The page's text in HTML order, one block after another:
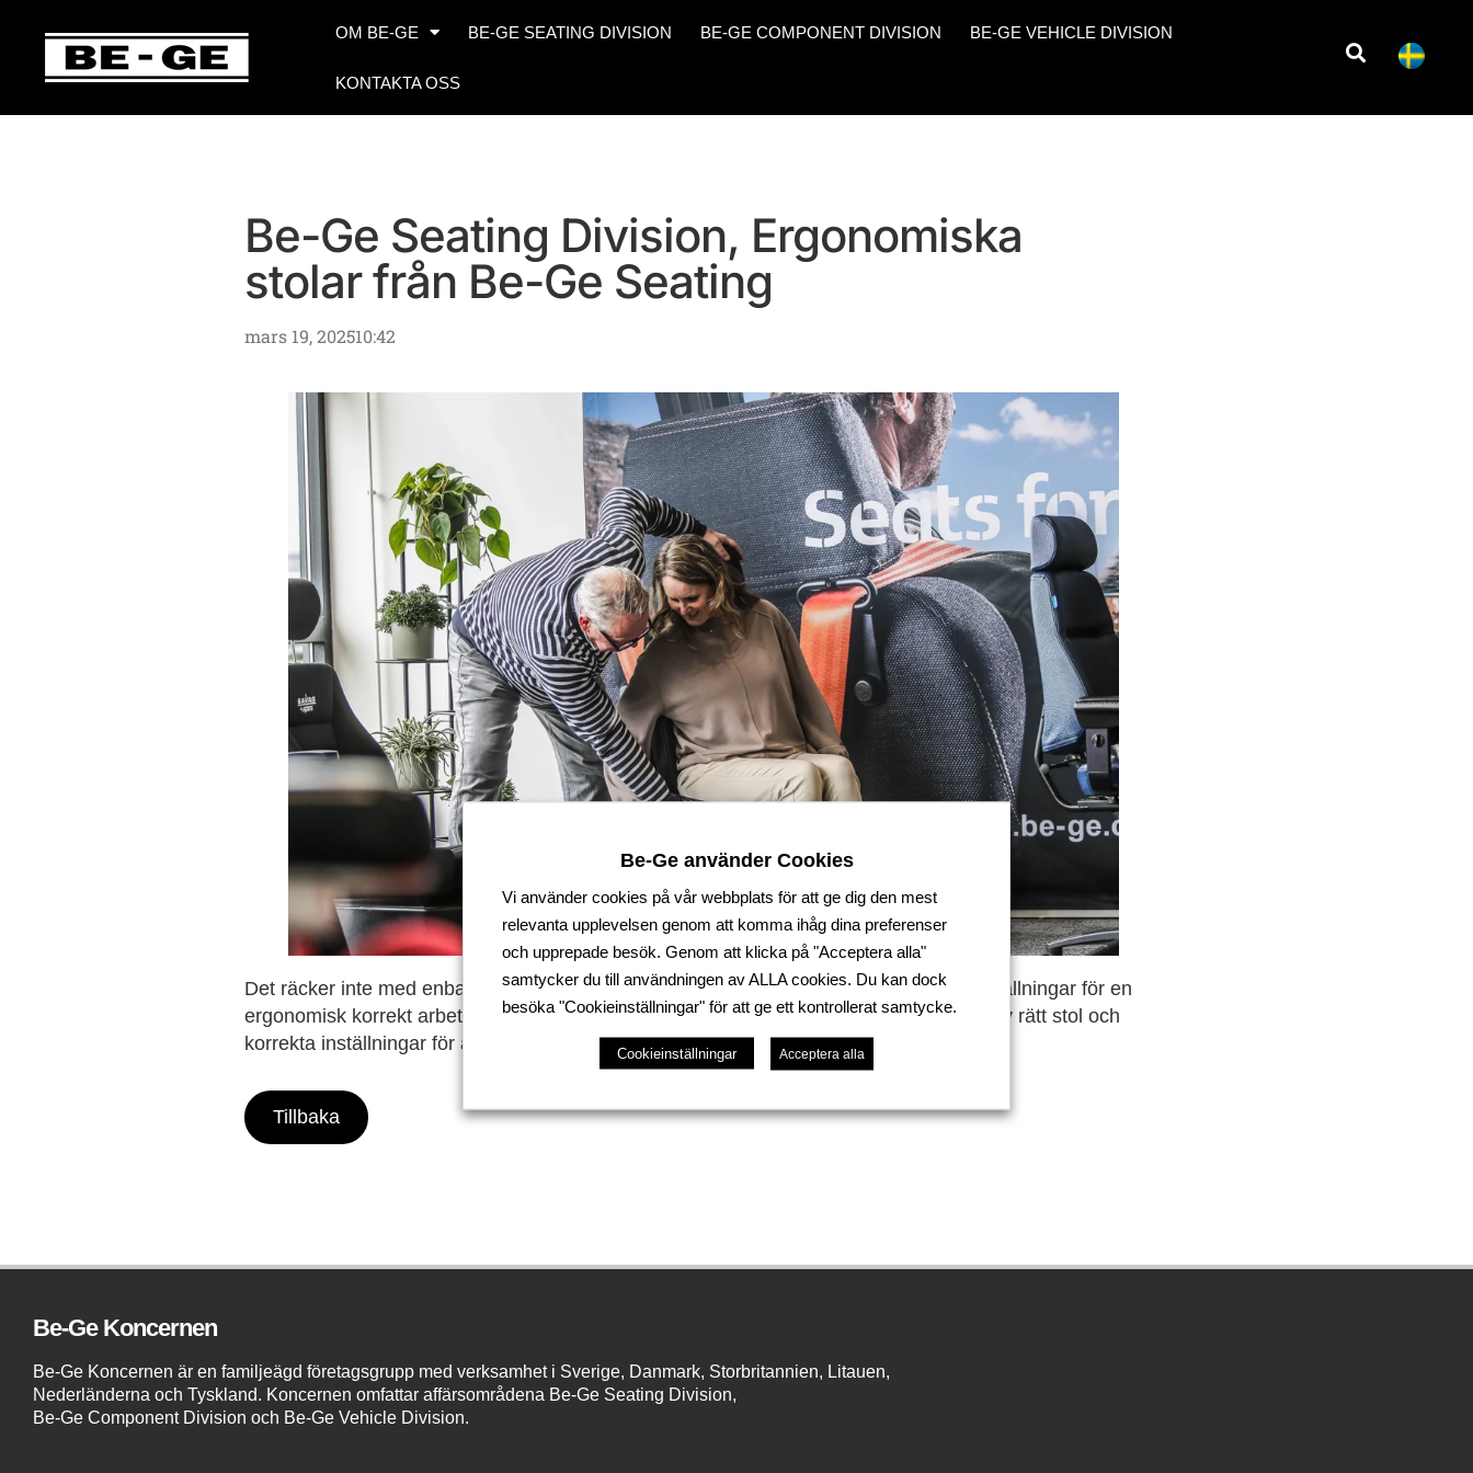
OM BE-GE BE-GE SEATING DIVISION BE-GE COMPONENT DIVISION BE-GE VEHICLE DIVISION
KONTAKTA OSS
Be-Ge Seating Division, Ergonomiska
stolar från Be-Ge Seating
mars 19, 202510:42
Det räcker inte med enbart en bra stol i det dagliga arbetet utan det krävs även rätt inställningar för en
ergonomisk korrekt arbetsmiljö. På Be-Ge Seating hjälper vi er gärna med både valet av rätt stol och
korrekta inställningar för att ni ska känna välbefinnande i vardagen.
Tillbaka
Be-Ge Koncernen
Be-Ge Koncernen är en familjeägd företagsgrupp med verksamhet i Sverige, Danmark, Storbritannien, Litauen,
Nederländerna och Tyskland. Koncernen omfattar affärsområdena Be-Ge Seating Division,
Be-Ge Component Division och Be-Ge Vehicle Division.
Be-Ge använder Cookies
Vi använder cookies på vår webbplats för att ge dig den mest
relevanta upplevelsen genom att komma ihåg dina preferenser
och upprepade besök. Genom att klicka på "Acceptera alla"
samtycker du till användningen av ALLA cookies. Du kan dock
besöka "Cookieinställningar" för att ge ett kontrollerat samtycke.
Cookieinställningar Acceptera alla